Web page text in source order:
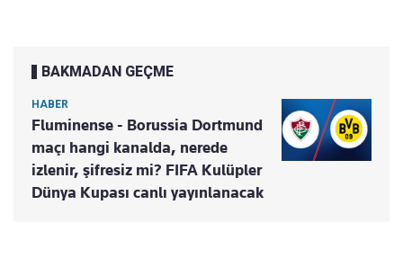
BAKMADAN GEÇME
HABER
Fluminense - Borussia Dortmund
maçı hangi kanalda, nerede
izlenir, şifresiz mi? FIFA Kulüpler
Dünya Kupası canlı yayınlanacak